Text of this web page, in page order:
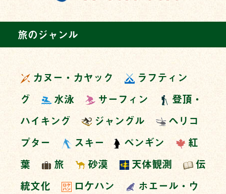
旅のジャンル
カヌー・カヤック
ラフティン
グ
水泳 サーフィン
登頂・
ハイキング
ジャングル
ヘリコ
プター
スキー ペンギン
紅
葉
旅 砂漠 天体観測
伝
統文化
ロケハン
ホエール・ウ